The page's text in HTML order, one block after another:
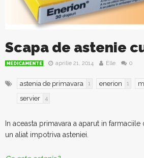
Scapa de astenie
MEDICAMENTE aprilie 21, 2014 Elle 0
astenia de primavara 1 enerion 1
servier 4
In aceasta primavara a aparut in farmaciile
un aliat impotriva asteniei.